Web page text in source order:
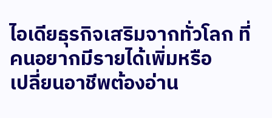
ไอเดียธุรกิจเสริมจากทั่วโลก ที่
คนอยากมีรายได้เพิ่มหรือ
เปลี่ยนอาชีพต้องอ่าน